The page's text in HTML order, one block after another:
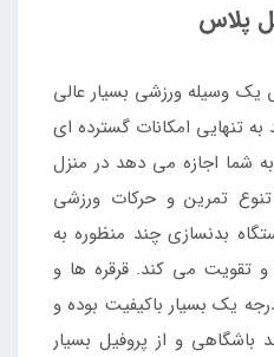
پلاس
وسیله ورزشی بسیار عالی
تنهایی امکانات گسترده ای
شما اجازه می دهد در منزل
تمرین و حرکات ورزشی
بدنسازی چند منظوره به
و تقویت می کند. قرقره ها و
یک بسیار باکیفیت بوده و
و از پروفیل بسیار